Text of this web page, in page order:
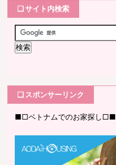
❏ サイト内検索
❏ スポンサーリンク
■□ベトナムでのお家探し□■